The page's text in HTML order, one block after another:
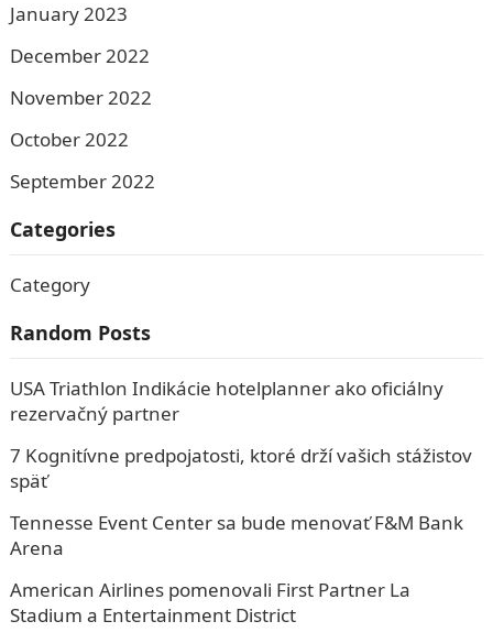
January 2023
December 2022
November 2022
October 2022
September 2022
Categories
Category
Random Posts
USA Triathlon Indikácie hotelplanner ako oficiálny
rezervačný partner
7 Kognitívne predpojatosti, ktoré drží vašich stážistov
späť
Tennesse Event Center sa bude menovať F&M Bank
Arena
American Airlines pomenovali First Partner La
Stadium a Entertainment District